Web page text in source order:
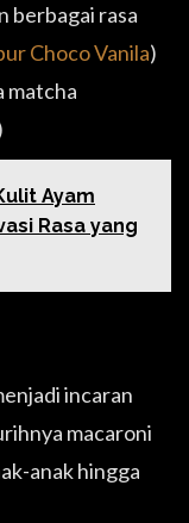
berbagai rasa
Choco Vanila)
matcha
Ayam
Rasa yang
incaran
macaroni
anak hingga